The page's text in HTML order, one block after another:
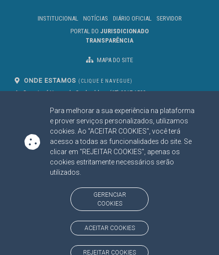
Para melhorar a sua experiência na plataforma
e prover serviços personalizados, utilizamos
cookies. Ao "ACEITAR COOKIES", você terá
acesso a todas as funcionalidades do site. Se
clicar em "REJEITAR COOKIES", apenas os
cookies estritamente necessários serão
utilizados.
GERENCIAR
COOKIES
ACEITAR COOKIES
REJEITAR COOKIES
INSTITUCIONAL NOTÍCIAS DIÁRIO OFICIAL
SERVIDOR
PORTAL DO JURISDICIONADO
TRANSPARÊNCIA
MAPA DO SITE
ONDE ESTAMOS (CLIQUE E NAVEGUE)
Av. Des. José Nunes da Cunha, bloco
Campo Grande/MS
CEP: 79031-310
(67) 3317-1500
SIGA NOSSAS REDES SOCIAIS
Linked InYoutube
Facebook
X
BAIXE NOSSO APLICATIVO
https://www.tce.ms.gov.br